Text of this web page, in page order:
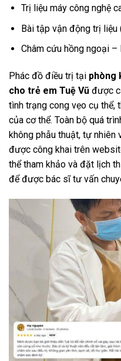
Trị liệu máy công nghệ
Bài tập vận động trị liệu
Châm cứu hồng ngoại
Phác đồ điều trị tại phòng
cho trẻ em Tuệ Vũ được
tình trạng cong vẹo cụ thể,
của cơ thể. Toàn bộ quá
không phẫu thuật, tự nhiên
được công khai trên
thể tham khảo và đặt lịch
để được bác sĩ tư vấn